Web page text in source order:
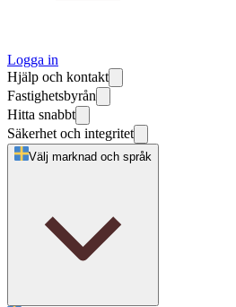
Logga in
Hjälp och kontakt
Fastighetsbyrån
Hitta snabbt
Säkerhet och integritet
Välj marknad och språk